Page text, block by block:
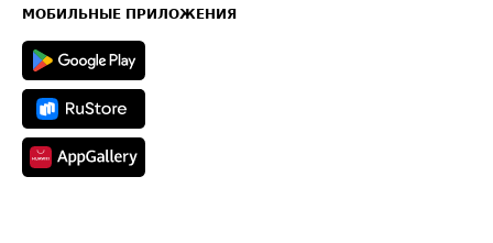
Техническая информация
МОБИЛЬНЫЕ ПРИЛОЖЕНИЯ